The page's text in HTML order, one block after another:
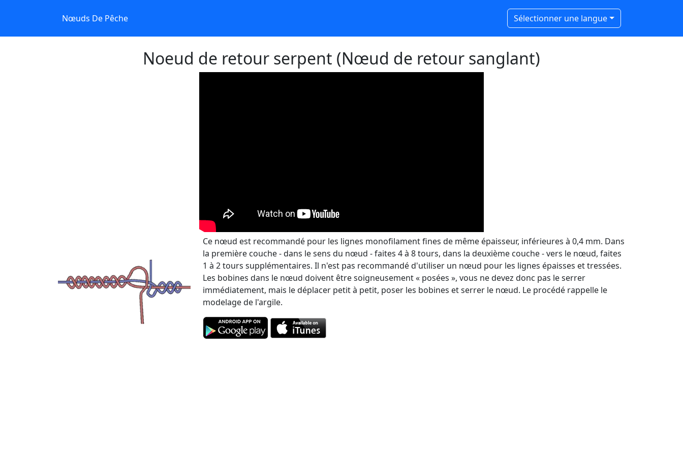
Nœuds De Pêche Sélectionner une langue
Noeud de retour serpent (Nœud de retour sanglant)
Ce nœud est recommandé pour les lignes monofilament fines de même épaisseur, inférieures à 0,4 mm. Dans
la première couche - dans le sens du nœud - faites 4 à 8 tours, dans la deuxième couche - vers le nœud, faites
1 à 2 tours supplémentaires. Il n'est pas recommandé d'utiliser un nœud pour les lignes épaisses et tressées.
Les bobines dans le nœud doivent être soigneusement « posées », vous ne devez donc pas le serrer
immédiatement, mais le déplacer petit à petit, poser les bobines et serrer le nœud. Le procédé rappelle le
modelage de l'argile.